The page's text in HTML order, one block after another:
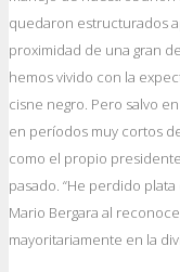
quedaron estructurados
proximidad de una gran
hemos vivido con la
cisne negro. Pero salvo
en períodos muy cortos
como el propio
pasado. “He perdido
Mario Bergara al
mayoritariamente en la